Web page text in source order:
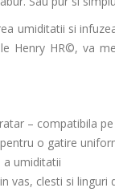
umiditatii si
Henry HR©, va
– compatibila
o gatire
a umiditatii
vas, clesti si linguri